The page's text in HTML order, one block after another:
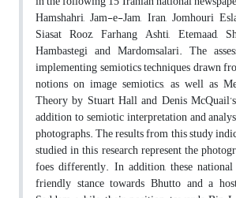
Hamshahri, Jam-e-Jam, Iran, Jomhouri
Siasat Rooz, Farhang Ashti, Etemaad,
Hambastegi and Mardomsalari. The
implementing semiotics techniques drawn
notions on image semiotics, as well as
Theory by Stuart Hall and Denis
addition to semiotic interpretation and
photographs. The results from this study
studied in this research represent the
foes differently. In addition, these
friendly stance towards Bhutto and a